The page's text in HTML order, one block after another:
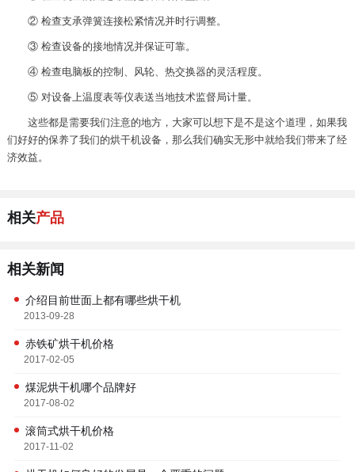
② 检查支承弹簧连接松紧情况并时行调整。
③ 检查设备的接地情况并保证可靠。
④ 检查电脑板的控制、风轮、热交换器的灵活程度。
⑤ 对设备上温度表等仪表送当地技术监督局计量。
这些都是需要我们注意的地方，大家可以想下是不是这个道理，如果我
们好好的保养了我们的烘干机设备，那么我们确实无形中就给我们带来了经
济效益。
相关产品
相关新闻
介绍目前世面上都有哪些烘干机
2013-09-28
赤铁矿烘干机价格
2017-02-05
煤泥烘干机哪个品牌好
2017-08-02
滚筒式烘干机价格
2017-11-02